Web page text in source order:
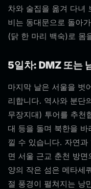
차와 술집을 옮겨 다녀
비는 동대문으로 돌아
(닭 한 마리 백숙)로 몸
5일차: DMZ 또는
마지막 날은 서울을 벗
리합니다. 역사와 분단
무장지대) 투어를 추천
대 등을 돌며 북한을
낄 수 있습니다. 자연
면 서울 근교 춘천 방
양의 작은 섬은 메타세
절 풍경이 펼쳐지는 낭